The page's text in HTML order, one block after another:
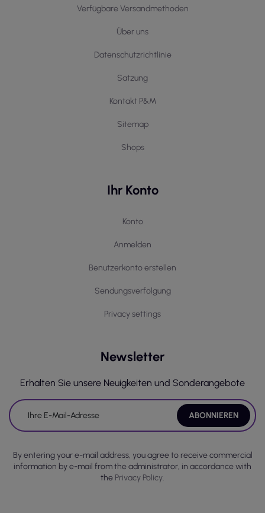
Verfügbare Versandmethoden
Über uns
Datenschutzrichtlinie
Satzung
Kontakt P&M
Sitemap
Shops
Ihr Konto
Konto
Anmelden
Benutzerkonto erstellen
Sendungsverfolgung
Privacy settings
Newsletter
Erhalten Sie unsere Neuigkeiten und Sonderangebote
By entering your e-mail address, you agree to receive commercial
information by e-mail from the administrator, in accordance with
the Privacy Policy.